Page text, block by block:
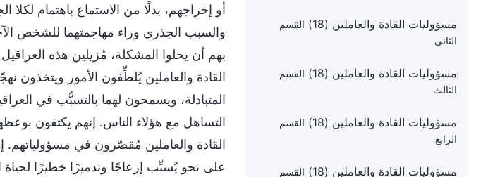
مسؤوليات القادة والعاملين (18)
القسم
الثاني
مسؤوليات القادة والعاملين (18)
القسم
الثالث
مسؤوليات القادة والعاملين (18)
القسم
الرابع
مسؤوليات القادة والعاملين (18)
القسم
أو إخراجهم، بدلًا من الاستماع باهتمام
والسبب الجذري وراء مهاجمتهما للشخص
بهم أن يحلوا المشكلة، مُزيلين هذه
القادة والعاملين يُلطِّفون الأمور ويتخذون
المتبادلة، ويسمحون لهما بالتسبُّب في
التساهل مع هؤلاء الناس. إنهم يكتفون
القادة والعاملين مُقصّرون في
على نحو يُسبِّب إزعاجًا وتدميرًا خطيرًا لحياة